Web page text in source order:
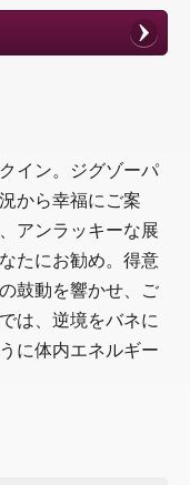
イン。ジグゾーパ
から幸福にご案
アンラッキーな展
たにお勧め。得意
鼓動を響かせ、ご
は、逆境をバネに
に体内エネルギー